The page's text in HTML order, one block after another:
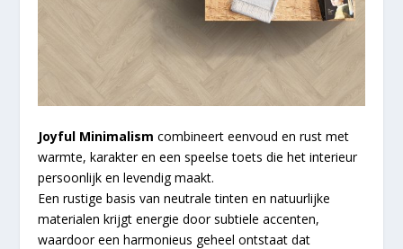
Joyful Minimalism combineert eenvoud en rust met
warmte, karakter en een speelse toets die het interieur
persoonlijk en levendig maakt.
Een rustige basis van neutrale tinten en natuurlijke
materialen krijgt energie door subtiele accenten,
waardoor een harmonieus geheel ontstaat dat